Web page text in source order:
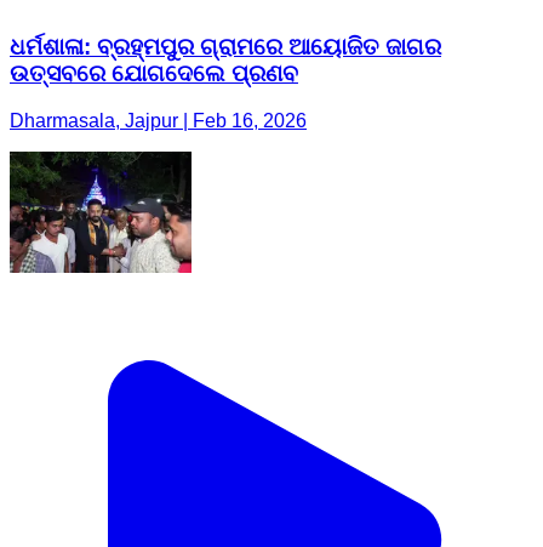
ଧର୍ମଶାଳା: ବ୍ରହ୍ମପୁର ଗ୍ରାମରେ ଆୟୋଜିତ ଜାଗର
ଉତ୍ସବରେ ଯୋଗଦେଲେ ପ୍ରଣବ
Dharmasala, Jajpur | Feb 16, 2026